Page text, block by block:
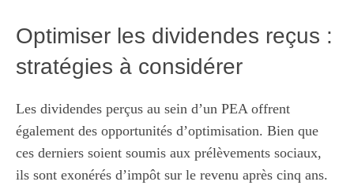
Optimiser les dividendes reçus :
stratégies à considérer
Les dividendes perçus au sein d’un PEA offrent
également des opportunités d’optimisation. Bien que
ces derniers soient soumis aux prélèvements sociaux,
ils sont exonérés d’impôt sur le revenu après cinq ans.